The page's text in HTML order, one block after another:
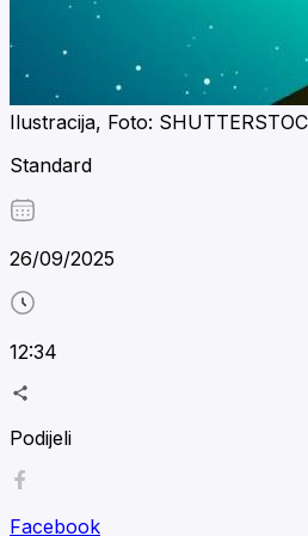
Ilustracija, Foto:
Standard
26/09/2025
12:34
Podijeli
Facebook